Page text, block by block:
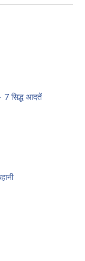
7 सिद्ध आदतें